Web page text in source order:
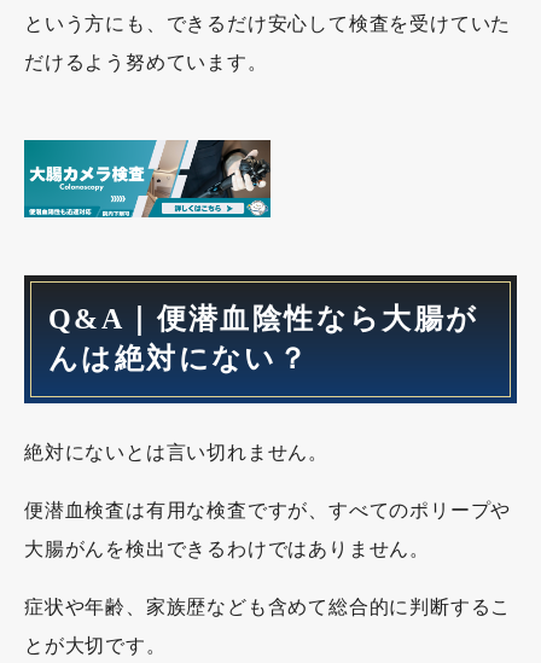
という方にも、できるだけ安心して検査を受けていた
だけるよう努めています。
Q&A｜便潜血陰性なら大腸が
んは絶対にない？
絶対にないとは言い切れません。
便潜血検査は有用な検査ですが、すべてのポリープや
大腸がんを検出できるわけではありません。
症状や年齢、家族歴なども含めて総合的に判断するこ
とが大切です。